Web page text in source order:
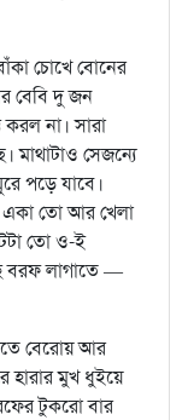
চোখে বোনের
বেবি দু জন
করল না। সারা
মাথাটাও সেজন্যে
পড়ে যাবে।
একা তো আর খেলা
তো ও-ই
বরফ লাগাতে —
বেরোয় আর
হারার মুখ ধুইয়ে
টুকরো বার